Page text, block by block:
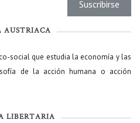
AUSTRIACA
social que estudia la economía y las
de la acción humana o acción
LIBERTARIA